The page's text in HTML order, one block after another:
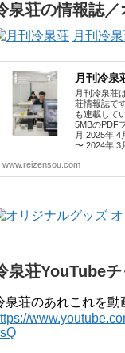
泉荘の情報誌
月刊冷
月刊冷泉
月刊冷泉荘
荘情報誌で
も連載して
5MBのPDF
月 2025年 4
〜 2024年 3
2019年 3月
2015年 4月
www.reizensou.com
泉荘YouTube
泉荘のあれこれを動